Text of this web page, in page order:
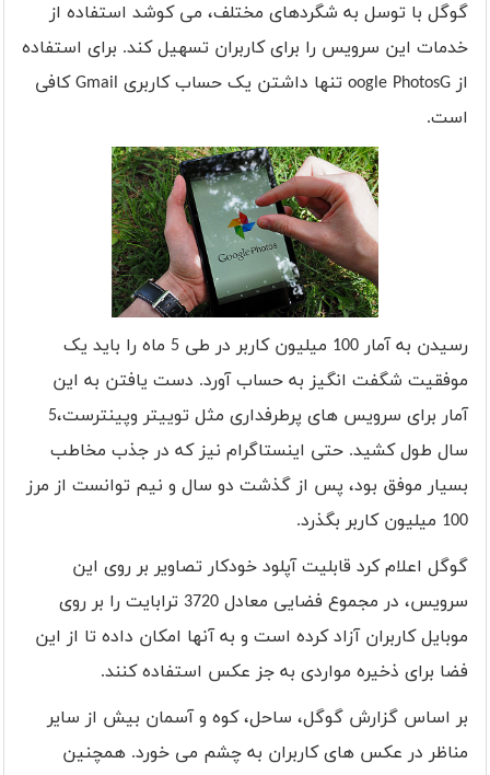
گوگل با توسل به شگردهای مختلف، می کوشد استفاده از
خدمات این سرویس را برای کاربران تسهیل کند. برای استفاده
از G
oogle Photos تنها داشتن یک حساب کاربری Gmailکافی
است.
رسیدن به آمار 100 میلیون کاربر در طی 5 ماه را باید یک
موفقیت شگفت انگیز به حساب آورد. دست یافتن به این
آمار برای سرویس های پرطرفداری مثل توییتر وپینترست،5
سال طول کشید. حتی اینستاگرام نیز که در جذب مخاطب
بسیار موفق بود، پس از گذشت دو سال و نیم توانست از مرز
100 میلیون کاربر بگذرد.
گوگل اعلام کرد قابلیت آپلود خودکار تصاویر بر روی این
سرویس، در مجموع فضایی معادل 3720 ترابایت را بر روی
موبایل کاربران آزاد کرده است و به آنها امکان داده تا از این
فضا برای ذخیره مواردی به جز عکس استفاده کنند.
بر اساس گزارش گوگل، ساحل، کوه و آسمان بیش از سایر
مناظر در عکس های کاربران به چشم می خورد. همچنین